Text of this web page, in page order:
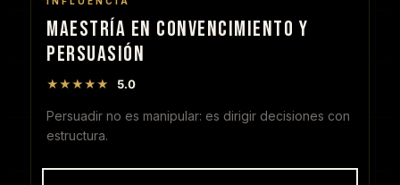
MAESTRÍA EN CONVENCIMIENTO Y
PERSUASIÓN
★★★★★ 5.0
Persuadir no es manipular: es dirigir decisiones con
estructura.